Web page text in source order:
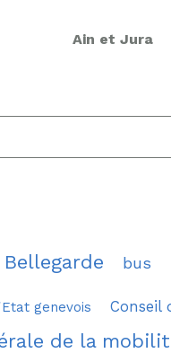
Ain et Jura
Bellegarde bus
genevois Conseil
de la